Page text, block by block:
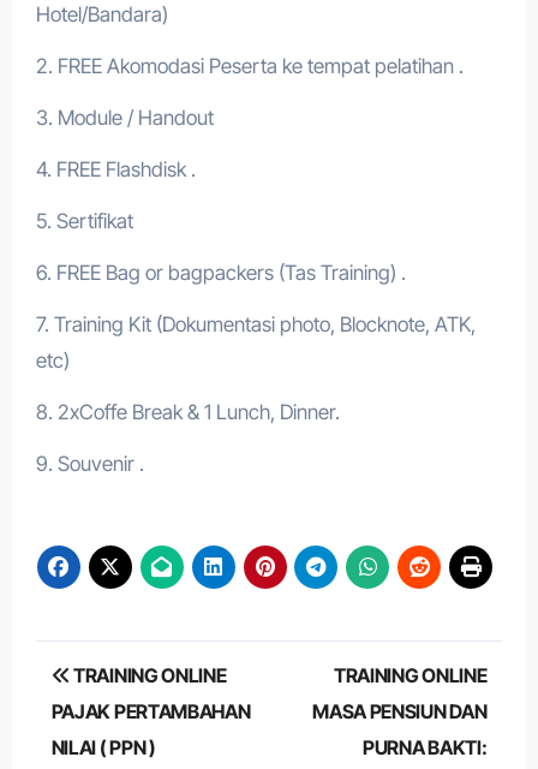
Hotel/Bandara)
2. FREE Akomodasi Peserta ke tempat pelatihan .
3. Module / Handout
4. FREE Flashdisk .
5. Sertifikat
6. FREE Bag or bagpackers (Tas Training) .
7. Training Kit (Dokumentasi photo, Blocknote, ATK,
etc)
8. 2xCoffe Break & 1 Lunch, Dinner.
9. Souvenir .
Post
navigation
TRAINING ONLINE
PAJAK PERTAMBAHAN
NILAI ( PPN )
TRAINING ONLINE
MASA PENSIUN DAN
PURNA BAKTI: